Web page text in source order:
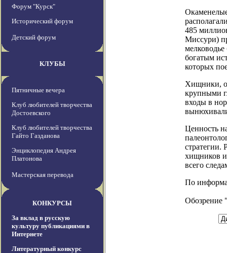
Форум "Курск"
Исторический форум
Детский форум
КЛУБЫ
Пятничные вечера
Клуб любителей творчества
Достоевского
Клуб любителей творчества
Гайто Газданова
Энциклопедия Андрея
Платонова
Мастерская перевода
КОНКУРСЫ
За вклад в русскую
культуру публикациями в
Интернете
Литературный конкурс
485
Миссури)
богатым
которых
Хищники,
крупными
входы в
Ценность
стратегии.
хищников
всего
По
Обозрение